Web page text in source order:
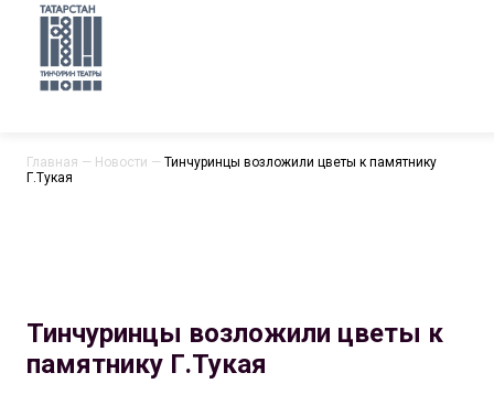
Главная — Новости — Тинчуринцы возложили цветы к памятнику
Г.Тукая
Тинчуринцы возложили цветы к
памятнику Г.Тукая